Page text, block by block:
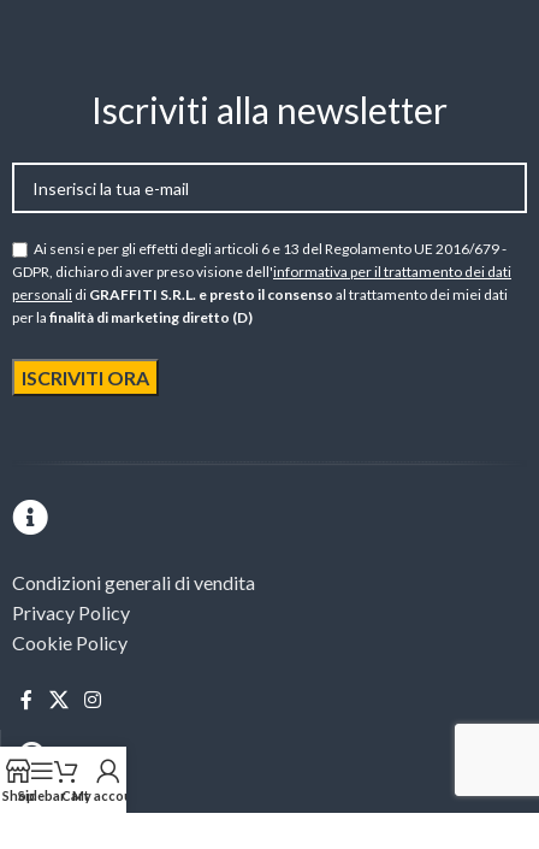
Iscriviti alla newsletter
Ai sensi e per gli effetti degli articoli 6 e 13 del Regolamento UE 2016/679 -
GDPR, dichiaro di aver preso visione dell'informativa per il trattamento dei dati
personali di GRAFFITI S.R.L. e presto il consenso al trattamento dei miei dati
per la finalità di marketing diretto (D)
Condizioni generali di vendita
Privacy Policy
Cookie Policy
ShopSidebarCart
My account